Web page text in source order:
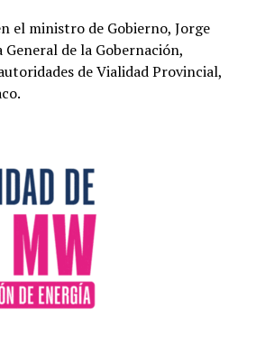
el ministro de Gobierno, Jorge
de la Gobernación,
de Vialidad Provincial,